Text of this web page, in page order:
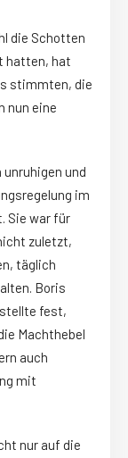
die Schotten
hatten, hat
stimmten, die
nun eine
und
im
Sie war für
zuletzt,
täglich
Boris
fest,
Machthebel
auch
mit
nur auf die